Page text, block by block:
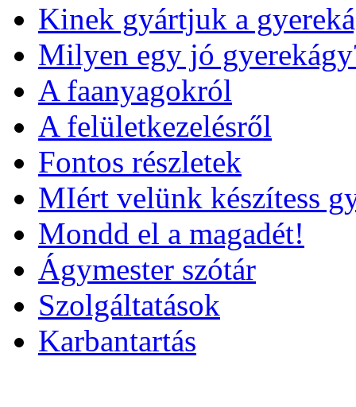
Kinek gyártjuk a
Milyen egy jó
A faanyagokról
A felületkezelésről
Fontos részletek
MIért velünk készítess
Mondd el a magadét!
Ágymester szótár
Szolgáltatások
Karbantartás